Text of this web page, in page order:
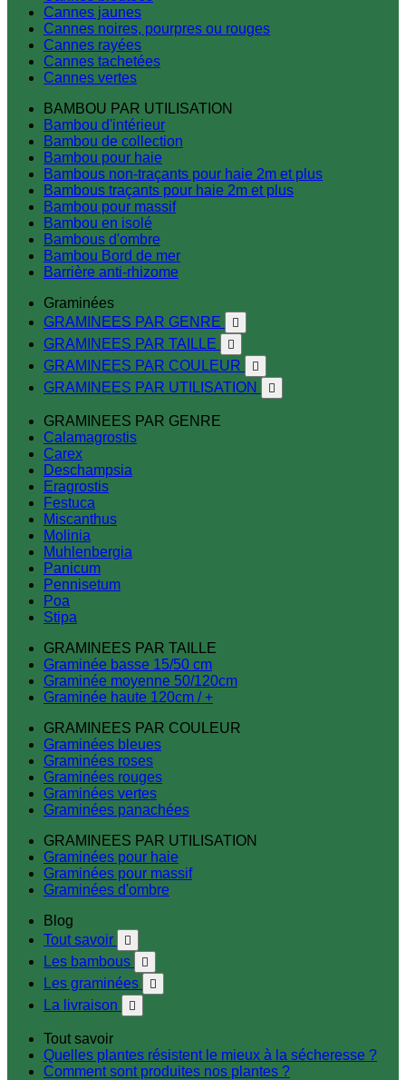
Cannes jaunes
Cannes noires, pourpres ou rouges
Cannes rayées
Cannes tachetées
Cannes vertes
BAMBOU PAR UTILISATION
Bambou d'intérieur
Bambou de collection
Bambou pour haie
Bambous non-traçants pour haie 2m et plus
Bambous traçants pour haie 2m et plus
Bambou pour massif
Bambou en isolé
Bambous d'ombre
Bambou Bord de mer
Barrière anti-rhizome
Graminées
GRAMINEES PAR GENRE

GRAMINEES PAR TAILLE 
GRAMINEES PAR COULEUR 
GRAMINEES PAR UTILISATION 
GRAMINEES PAR GENRE
Calamagrostis
Carex
Deschampsia
Eragrostis
Festuca
Miscanthus
Molinia
Muhlenbergia
Panicum
Pennisetum
Poa
Stipa
GRAMINEES PAR TAILLE
Graminée basse 15/50 cm
Graminée moyenne 50/120cm
Graminée haute 120cm / +
GRAMINEES PAR COULEUR
Graminées bleues
Graminées roses
Graminées rouges
Graminées vertes
Graminées panachées
GRAMINEES PAR UTILISATION
Graminées pour haie
Graminées pour massif
Graminées d'ombre
Blog
Tout savoir

Les bambous 
Les graminées 
La livraison 
Tout savoir
Quelles plantes résistent le mieux à la sécheresse ?
Comment sont produites nos plantes ?